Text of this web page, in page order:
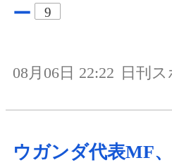
ー
9
08月06日 22:22 日刊
ウガンダ代表MF